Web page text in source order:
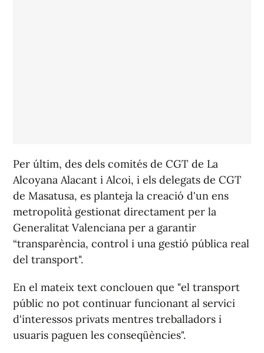
Per últim, des dels comités de CGT de La
Alcoyana Alacant i Alcoi, i els delegats de CGT
de Masatusa, es planteja la creació d'un ens
metropolità gestionat directament per la
Generalitat Valenciana per a garantir
“transparència, control i una gestió pública real
del transport".
En el mateix text conclouen que "el transport
públic no pot continuar funcionant al servici
d'interessos privats mentres treballadors i
usuaris paguen les conseqüències".